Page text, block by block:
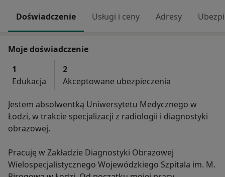
Doświadczenie Usługi i ceny Adresy
Moje doświadczenie
1
Edukacja
2
Akceptowane ubezpieczenia
Jestem absolwentką Uniwersytetu Medycznego w
Łodzi, w trakcie specjalizacji z radiologii i diagnostyki
obrazowej.
Pracuję w Zakładzie Diagnostyki Obrazowej
Wielospecjalistycznego Wojewódzkiego Szpitala im. M.